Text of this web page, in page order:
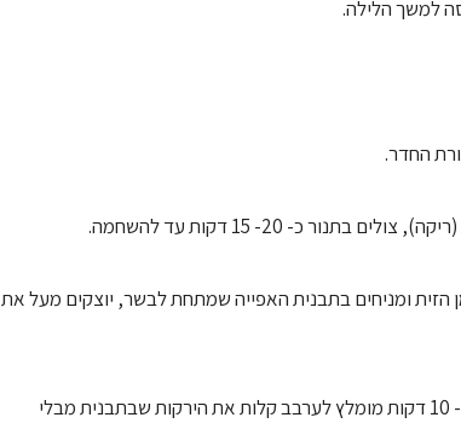
למשך הלילה.
החדר.
כ- 20- 15 דקות עד להשחמה.
ומניחים בתבנית האפייה שמתחת לבשר, יוצקים מעל את
צולים כ- 60 דקות נוספות לדרגת מידיום וול (לאחר כ- 10 דקות מומלץ לערבב קלות את הירקות שבתבנית מבלי